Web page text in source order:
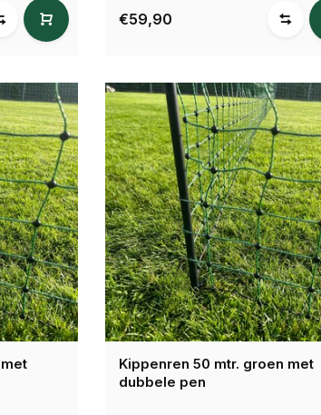
€59,90
Kippenren 50 mtr. groen met
dubbele pen